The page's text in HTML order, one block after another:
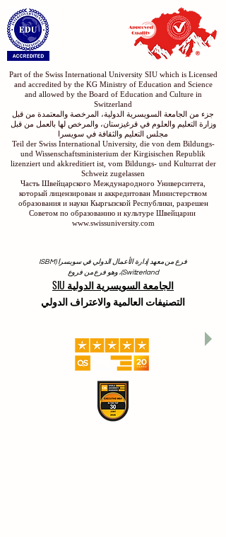
Part of the Swiss International University SIU which is Licensed
and accredited by the KG Ministry of Education and Science
and allowed by the Board of Education and Culture in
Switzerland
جزء من الجامعة السويسرية الدولية، المرخصة والمعتمدة من قبل
وزارة التعليم والعلوم في قرغيزستان، والمرخص لها بالعمل من قبل
مجلس التعليم والثقافة في سويسرا
Teil der Swiss International University, die von dem Bildungs-
und Wissenschaftsministerium der Kirgisischen Republik
lizenziert und akkreditiert ist, vom Bildungs- und Kulturrat der
Schweiz zugelassen
Часть Швейцарского Международного Университета,
который лицензирован и аккредитован Министерством
образования и науки Кыргызской Республики, разрешен
Советом по образованию и культуре Швейцарии
www.swissuniversity.com
فرع من معهد إدارة الأعمال الدولي في سويسرا (ISBM
Switzerland)، وهو فرع من فروع
الجامعة السويسرية الدولية SIU
التصنيفات العالمية والاعتراف الدولي